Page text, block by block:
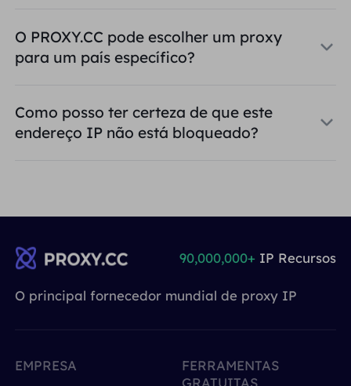
O PROXY.CC pode escolher um proxy
para um país específico?
Como posso ter certeza de que este
endereço IP não está bloqueado?
O principal fornecedor mundial de proxy IP
90,000,000+ IP Recursos
EMPRESA
FERRAMENTAS